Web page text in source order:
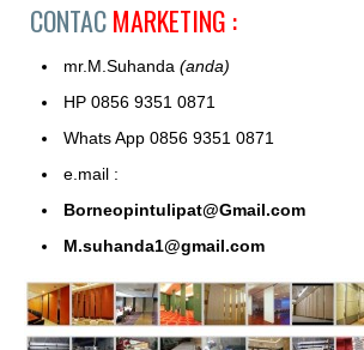
CONTACMARKETING :
mr.M.Suhanda (anda)
HP 0856 9351 0871
Whats App 0856 9351 0871
e.mail :
Borneopintulipat@Gmail.com
M.suhanda1@gmail.com